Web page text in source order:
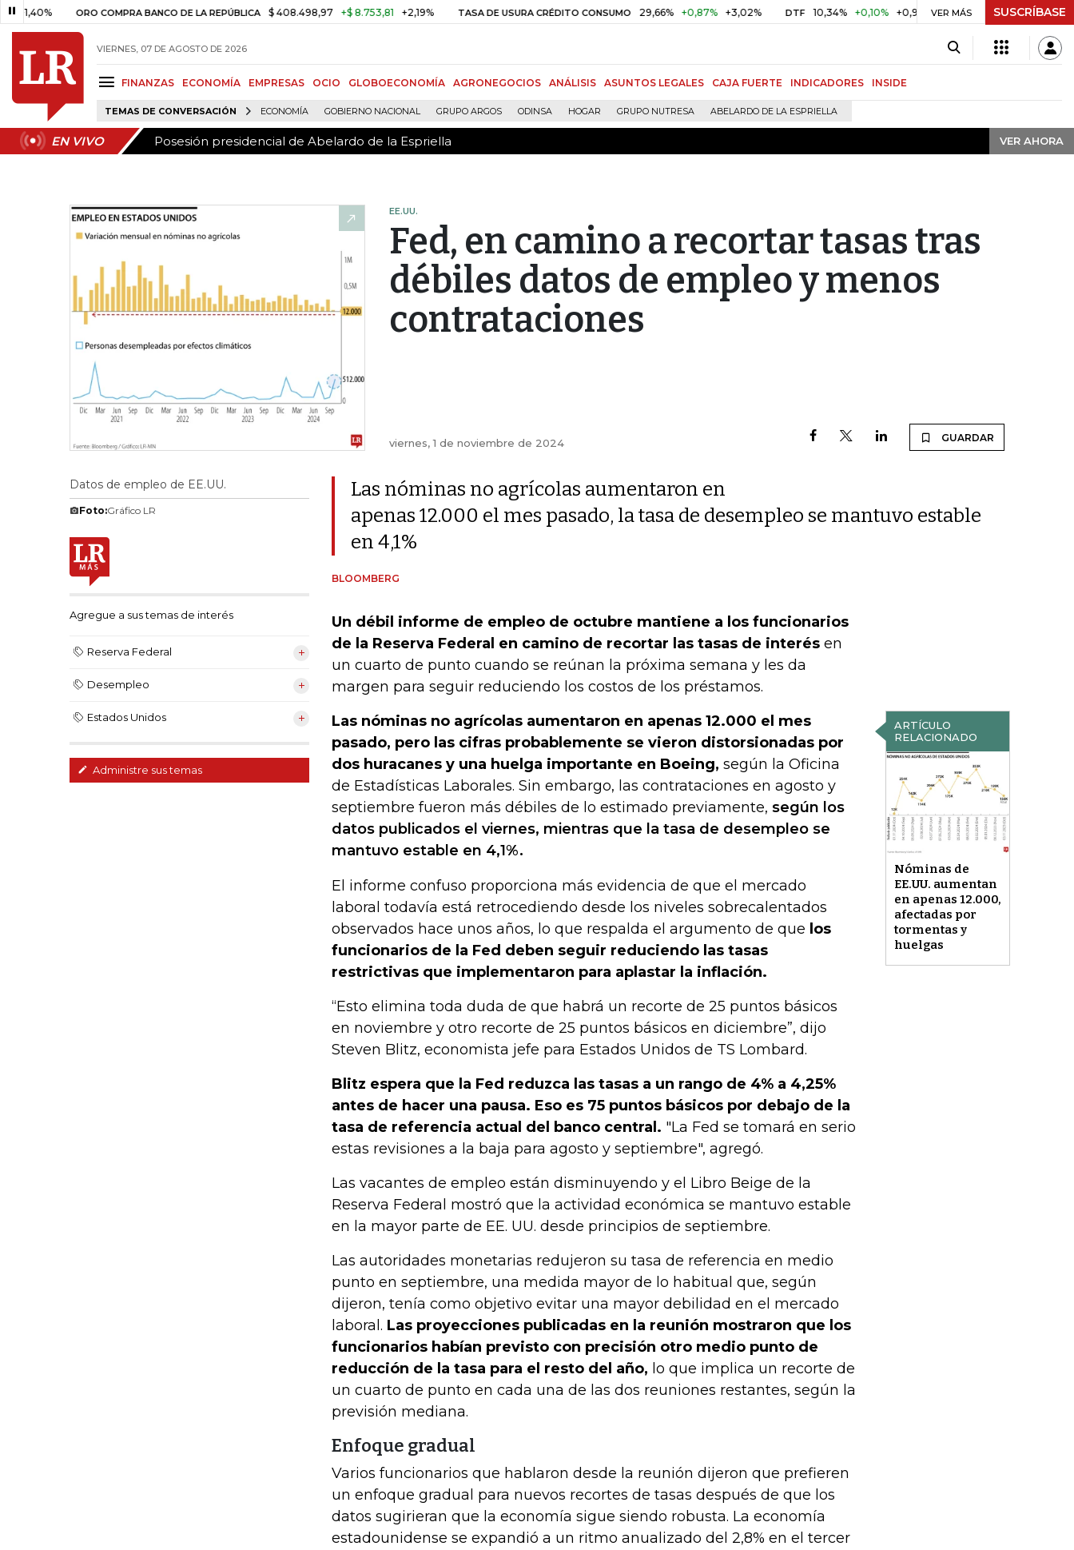
ORO COMPRA BANCO DE LA REPÚBLICA $ 408.498,97 +$ 8.753,81 +2,19% TASA DE USURA CRÉDITO CONSUMO 29,66% +0,87% +3,02% DTF 10,34% +0,10% +0,98% UVR $ 416,91 +$ 0,05 +0,01%
VER MÁS SUSCRÍBASE
VIERNES, 07 DE AGOSTO DE 2026
FINANZAS ECONOMÍA EMPRESAS OCIO GLOBOECONOMÍA AGRONEGOCIOS ANÁLISIS ASUNTOS LEGALES CAJA FUERTE INDICADORES INSIDE
TEMAS DE CONVERSACIÓN ECONOMÍA GOBIERNO NACIONAL GRUPO ARGOS ODINSA HOGAR GRUPO NUTRESA ABELARDO DE LA ESPRIELLA
EN VIVO Posesión presidencial de Abelardo de la Espriella VER AHORA
EN VIVO Posesión presidencial de Abelardo de la Espriella VER AHORA
EE.UU.
Fed, en camino a recortar tasas tras
débiles datos de empleo y menos
contrataciones
viernes, 1 de noviembre de 2024 GUARDAR
Datos de empleo de EE.UU.
Foto:Gráfico LR
Agregue a sus temas de interés
Reserva Federal
Desempleo
Estados Unidos
Administre sus temas
Las nóminas no agrícolas aumentaron en
apenas 12.000 el mes pasado, la tasa de desempleo se mantuvo estable
en 4,1%
BLOOMBERG
Un débil informe de empleo de octubre mantiene a los funcionarios
de la Reserva Federal en camino de recortar las tasas de interés en
un cuarto de punto cuando se reúnan la próxima semana y les da
margen para seguir reduciendo los costos de los préstamos.
ARTÍCULO
RELACIONADO
Nóminas de
EE.UU. aumentan
en apenas 12.000,
afectadas por
tormentas y
huelgas
Las nóminas no agrícolas aumentaron en apenas 12.000 el mes
pasado, pero las cifras probablemente se vieron distorsionadas por
dos huracanes y una huelga importante en Boeing, según la Oficina
de Estadísticas Laborales. Sin embargo, las contrataciones en agosto y
septiembre fueron más débiles de lo estimado previamente, según los
datos publicados el viernes, mientras que la tasa de desempleo se
mantuvo estable en 4,1%.
El informe confuso proporciona más evidencia de que el mercado
laboral todavía está retrocediendo desde los niveles sobrecalentados
observados hace unos años, lo que respalda el argumento de que los
funcionarios de la Fed deben seguir reduciendo las tasas
restrictivas que implementaron para aplastar la inflación.
“Esto elimina toda duda de que habrá un recorte de 25 puntos básicos
en noviembre y otro recorte de 25 puntos básicos en diciembre”, dijo
Steven Blitz, economista jefe para Estados Unidos de TS Lombard.
Blitz espera que la Fed reduzca las tasas a un rango de 4% a 4,25%
antes de hacer una pausa. Eso es 75 puntos básicos por debajo de la
tasa de referencia actual del banco central. "La Fed se tomará en serio
estas revisiones a la baja para agosto y septiembre", agregó.
Las vacantes de empleo están disminuyendo y el Libro Beige de la
Reserva Federal mostró que la actividad económica se mantuvo estable
en la mayor parte de EE. UU. desde principios de septiembre.
Las autoridades monetarias redujeron su tasa de referencia en medio
punto en septiembre, una medida mayor de lo habitual que, según
dijeron, tenía como objetivo evitar una mayor debilidad en el mercado
laboral. Las proyecciones publicadas en la reunión mostraron que los
funcionarios habían previsto con precisión otro medio punto de
reducción de la tasa para el resto del año, lo que implica un recorte de
un cuarto de punto en cada una de las dos reuniones restantes, según la
previsión mediana.
Enfoque gradual
Varios funcionarios que hablaron desde la reunión dijeron que prefieren
un enfoque gradual para nuevos recortes de tasas después de que los
datos sugirieran que la economía sigue siendo robusta. La economía
estadounidense se expandió a un ritmo anualizado del 2,8% en el tercer